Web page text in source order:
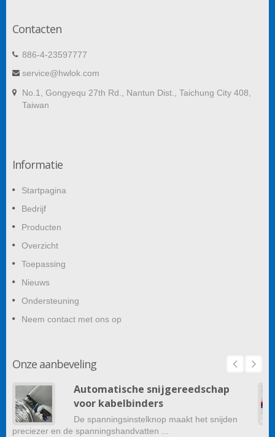
Contacten
886-4-23597777
service@hwlok.com
No.1, Gongyequ 27th Rd., Nantun Dist., Taichung City 408,
Taiwan
Informatie
Startpagina
Bedrijf
Producten
Overzicht
Toepassing
Nieuws
Ondersteuning
Neem contact met ons op
Onze aanbeveling
Automatische snijgereedschap
voor kabelbinders
De spanningsinstelknop maakt het snijden
preciezer en de spanningshandvatten ...